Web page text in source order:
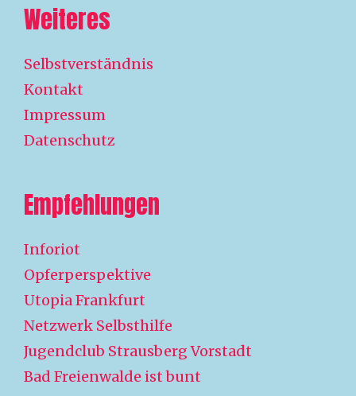
Weiteres
Selbstverständnis
Kontakt
Impressum
Datenschutz
Empfehlungen
Inforiot
Opferperspektive
Utopia Frankfurt
Netzwerk Selbsthilfe
Jugendclub Strausberg Vorstadt
Bad Freienwalde ist bunt